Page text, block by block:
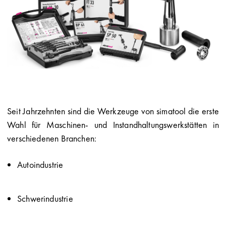
Seit Jahrzehnten sind die Werkzeuge von simatool die erste
Wahl für Maschinen- und Instandhaltungswerkstätten in
verschiedenen Branchen:
Autoindustrie
Schwerindustrie